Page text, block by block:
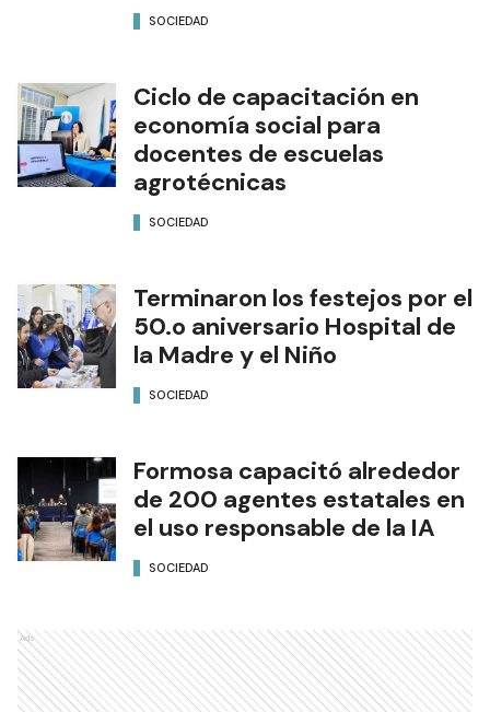
SOCIEDAD
Ciclo de capacitación en
economía social para
docentes de escuelas
agrotécnicas
SOCIEDAD
Terminaron los festejos por el
50.o aniversario Hospital de
la Madre y el Niño
SOCIEDAD
Formosa capacitó alrededor
de 200 agentes estatales en
el uso responsable de la IA
SOCIEDAD
Ads